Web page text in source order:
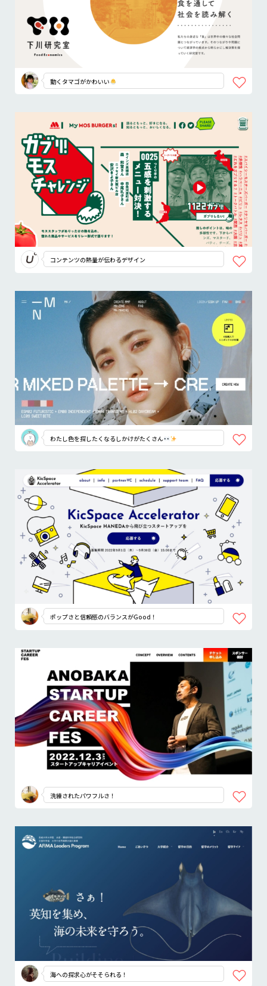
動くタマゴがかわいい
コンテンツの熱量が伝わるデザイン
わたし色を探したくなるしかけがたくさん
ポップさと信頼感のバランスがGood！
洗練されたパワフルさ！
海への探求心がそそられる！